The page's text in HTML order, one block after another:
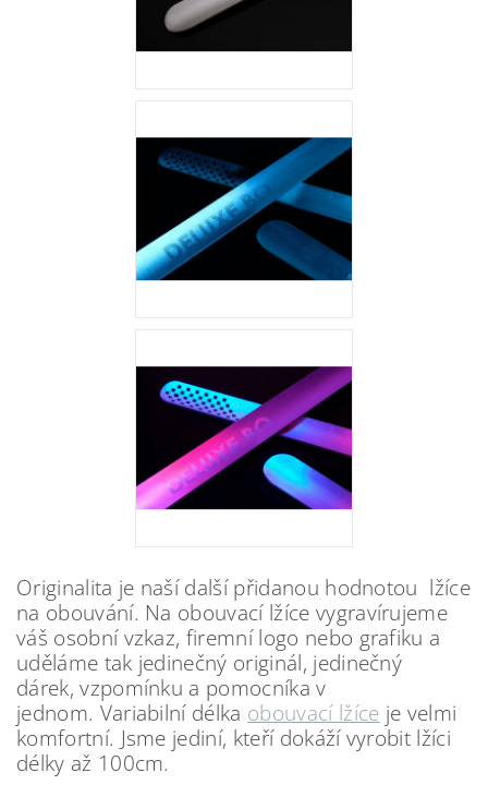
Originalita je naší další přidanou hodnotou lžíce
na obouvání. Na obouvací lžíce vygravírujeme
váš osobní vzkaz, firemní logo nebo grafiku a
uděláme tak jedinečný originál, jedinečný
dárek, vzpomínku a pomocníka v
jednom. Variabilní délka obouvací lžíce je velmi
komfortní. Jsme jediní, kteří dokáží vyrobit lžíci
délky až 100cm.